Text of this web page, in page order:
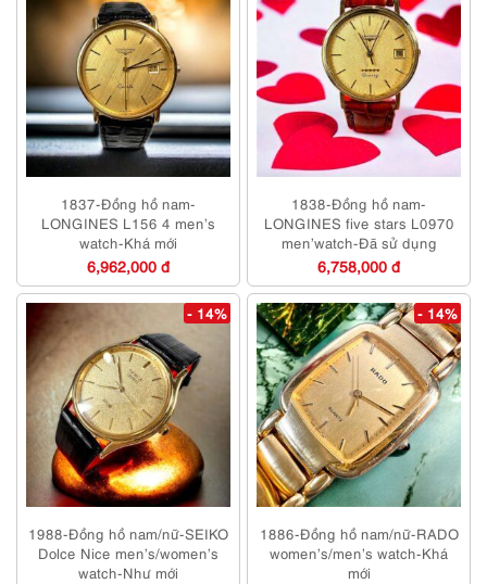
1837-Đồng hồ nam-
LONGINES L156 4 men’s
watch-Khá mới
6,962,000 đ
1838-Đồng hồ nam-
LONGINES five stars L0970
men’watch-Đã sử dụng
6,758,000 đ
- 14%
1988-Đồng hồ nam/nữ-SEIKO
Dolce Nice men’s/women’s
watch-Như mới
- 14%
1886-Đồng hồ nam/nữ-RADO
women’s/men’s watch-Khá
mới